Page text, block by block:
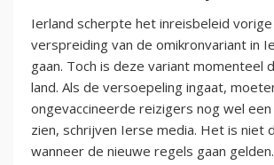
Ierland scherpte het inreisbeleid vorige
verspreiding van de omikronvariant in
gaan. Toch is deze variant momenteel
land. Als de versoepeling ingaat,
ongevaccineerde reizigers nog wel
zien, schrijven Ierse media. Het is niet
wanneer de nieuwe regels gaan gelden.